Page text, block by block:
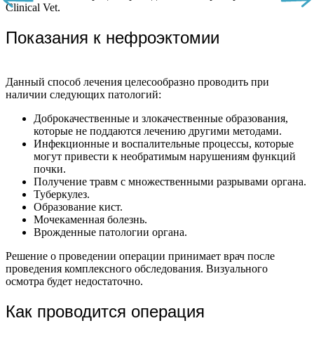
Clinical Vet.
Показания к нефроэктомии
Данный способ лечения целесообразно проводить при
наличии следующих патологий:
Доброкачественные и злокачественные образования,
которые не поддаются лечению другими методами.
Инфекционные и воспалительные процессы, которые
могут привести к необратимым нарушениям функций
почки.
Получение травм с множественными разрывами органа.
Туберкулез.
Образование кист.
Мочекаменная болезнь.
Врожденные патологии органа.
Решение о проведении операции принимает врач после
проведения комплексного обследования. Визуального
осмотра будет недостаточно.
Как проводится операция